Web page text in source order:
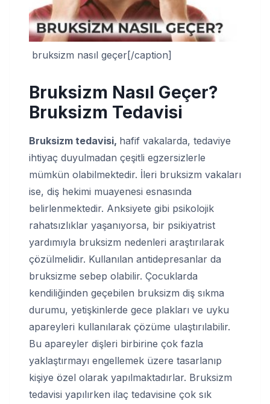
bruksizm nasıl geçer[/caption]
Bruksizm Nasıl Geçer?
Bruksizm Tedavisi
Bruksizm tedavisi, hafif vakalarda, tedaviye
ihtiyaç duyulmadan çeşitli egzersizlerle
mümkün olabilmektedir. İleri bruksizm vakaları
ise, diş hekimi muayenesi esnasında
belirlenmektedir. Anksiyete gibi psikolojik
rahatsızlıklar yaşanıyorsa, bir psikiyatrist
yardımıyla bruksizm nedenleri araştırılarak
çözülmelidir. Kullanılan antidepresanlar da
bruksizme sebep olabilir. Çocuklarda
kendiliğinden geçebilen bruksizm diş sıkma
durumu, yetişkinlerde gece plakları ve uyku
apareyleri kullanılarak çözüme ulaştırılabilir.
Bu apareyler dişleri birbirine çok fazla
yaklaştırmayı engellemek üzere tasarlanıp
kişiye özel olarak yapılmaktadırlar. Bruksizm
tedavisi yapılırken ilaç tedavisine çok sık